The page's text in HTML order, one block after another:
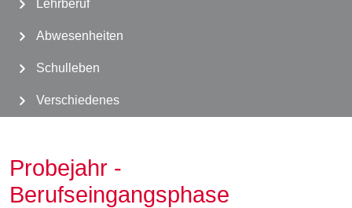
Probejahr -
Berufseingangsphase
Lehrberuf
Abwesenheiten
Schulleben
Verschiedenes